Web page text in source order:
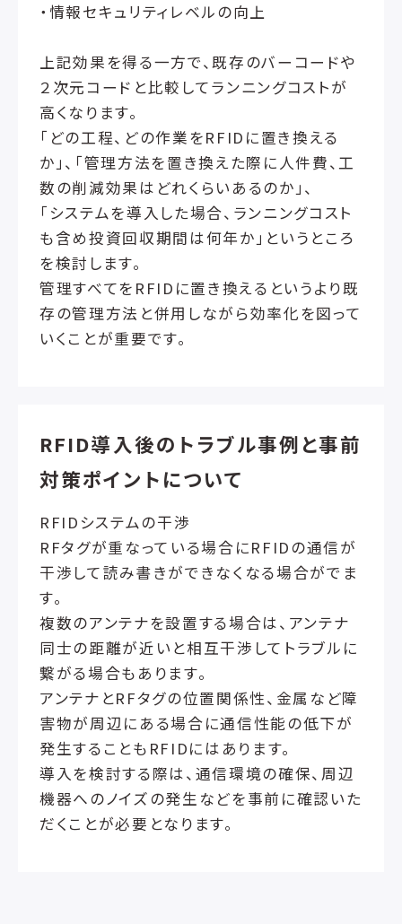
・情報セキュリティレベルの向上
上記効果を得る一方で、既存のバーコードや
２次元コードと比較してランニングコストが
高くなります。
「どの工程、どの作業をRFIDに置き換える
か」、「管理方法を置き換えた際に人件費、工
数の削減効果はどれくらいあるのか」、
「システムを導入した場合、ランニングコスト
も含め投資回収期間は何年か」というところ
を検討します。
管理すべてをRFIDに置き換えるというより既
存の管理方法と併用しながら効率化を図って
いくことが重要です。
RFID導入後のトラブル事例と事前
対策ポイントについて
RFIDシステムの干渉
RFタグが重なっている場合にRFIDの通信が
干渉して読み書きができなくなる場合がでま
す。
複数のアンテナを設置する場合は、アンテナ
同士の距離が近いと相互干渉してトラブルに
繋がる場合もあります。
アンテナとRFタグの位置関係性、金属など障
害物が周辺にある場合に通信性能の低下が
発生することもRFIDにはあります。
導入を検討する際は、通信環境の確保、周辺
機器へのノイズの発生などを事前に確認いた
だくことが必要となります。